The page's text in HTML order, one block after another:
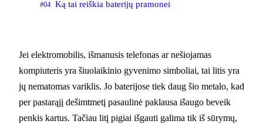
#04 Ką tai reiškia baterijų pramonei
Jei elektromobilis, išmanusis telefonas ar nešiojamas
kompiuteris yra šiuolaikinio gyvenimo simboliai, tai litis yra
jų nematomas variklis. Jo baterijose tiek daug šio metalo, kad
per pastarąjį dešimtmetį pasaulinė paklausa išaugo beveik
penkis kartus. Tačiau litį pigiai išgauti galima tik iš sūrymų,